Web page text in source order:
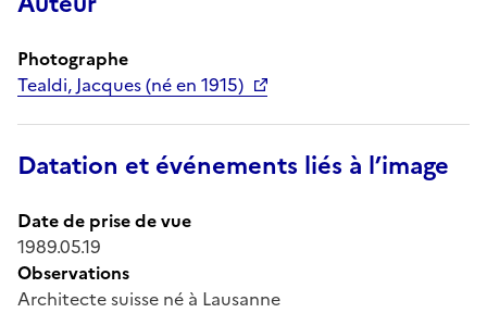
Photographe
Tealdi, Jacques (né en 1915)
Datation et événements liés à l’image
Date de prise de vue
1989.05.19
Observations
Architecte suisse né à Lausanne